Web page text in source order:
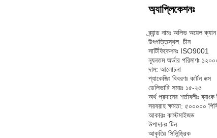
অ্যাপ্লিকেশনঃ
ব্র্যান্ড নামঃ অলিভ অয়েল ক্যান
উৎপত্তিস্থল: চীন
সার্টিফিকেশনঃ ISO9001
ন্যূনতম অর্ডার পরিমাণঃ
দাম: আলোচনা
প্যাকেজিং বিবরণঃ কার্টন বক্স
ডেলিভারি সময়ঃ ১৫-২৫
অর্থ প্রদানের শর্তাবলীঃ ব্যাংক
সরবরাহ ক্ষমতা: ৫০০০০০
আকারঃ কাস্টমাইজড
উপাদানঃ টিন
আকৃতিঃ সিলিন্ড্রিক